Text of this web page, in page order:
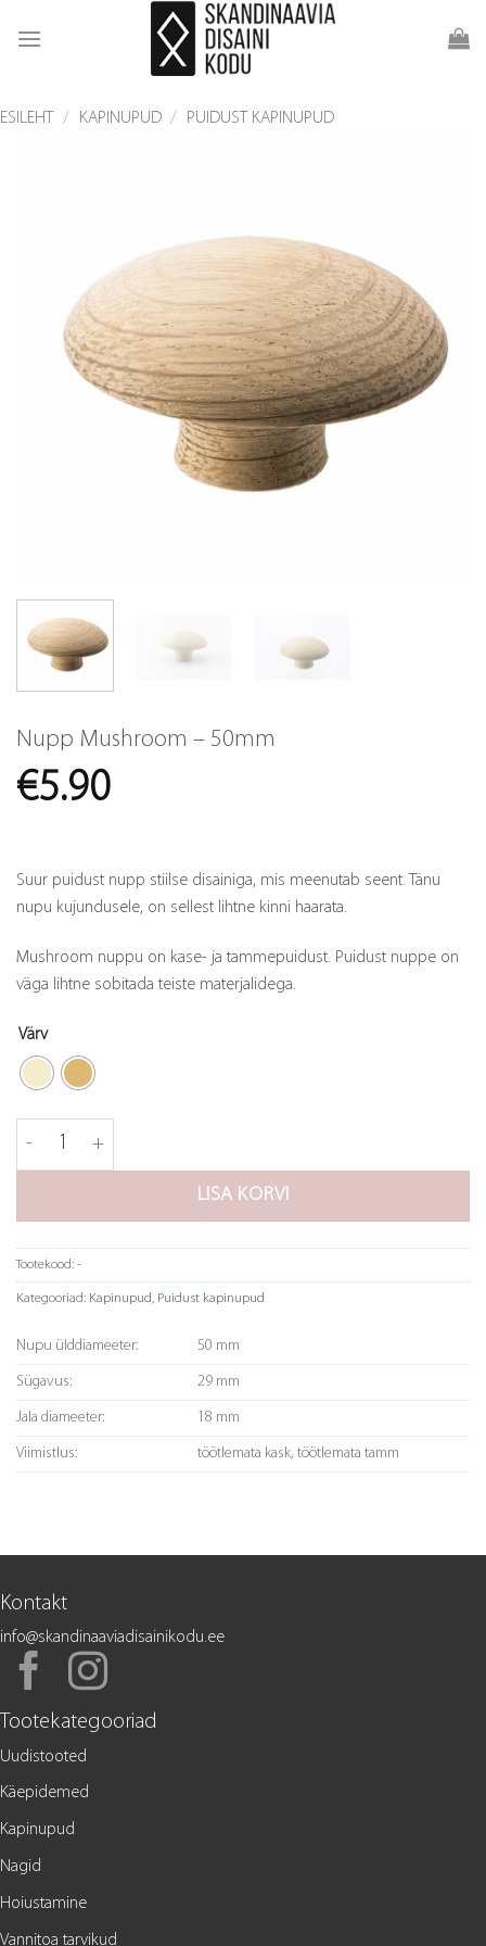
ESILEHT / KAPINUPUD / PUIDUST KAPINUPUD
Nupp Mushroom – 50mm
€5.90
Suur puidust nupp stiilse disainiga, mis meenutab seent. Tänu
nupu kujundusele, on sellest lihtne kinni haarata.
Mushroom nuppu on kase- ja tammepuidust. Puidust nuppe on
väga lihtne sobitada teiste materjalidega.
Värv
Nupp Mushroom - 50mm kogus
LISA KORVI
Tootekood: -
Kategooriad: Kapinupud, Puidust kapinupud
Nupu ülddiameeter: 50 mm
Sügavus: 29 mm
Jala diameeter: 18 mm
Viimistlus: töötlemata kask, töötlemata tamm
Kontakt
info@skandinaaviadisainikodu.ee
Tootekategooriad
Uudistooted
Käepidemed
Kapinupud
Nagid
Hoiustamine
Vannitoa tarvikud